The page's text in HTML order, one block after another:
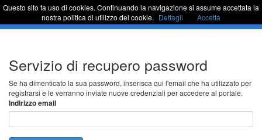
contenuto
barra
Sportello Unico
Servizio di recupero password
Se ha dimenticato la sua password, inserisca qui l'email che ha utilizzato per
registrarsi e le verranno inviate nuove credenziali per accedere al portale.
Indirizzo email
Questo sito fa uso di cookies. Continuando la navigazione si assume accettata la
nostra politica di utilizzo dei cookie. Dettagli Accetta